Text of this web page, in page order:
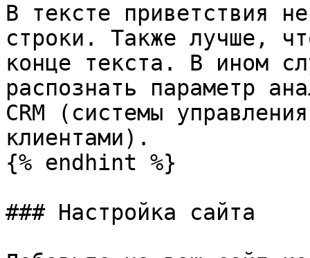
В тексте приветствия
строки. Также лучше,
конце текста. В ином
распознать параметр
CRM (cистемы
клиентами).
{% endhint %}
### Настройка сайта